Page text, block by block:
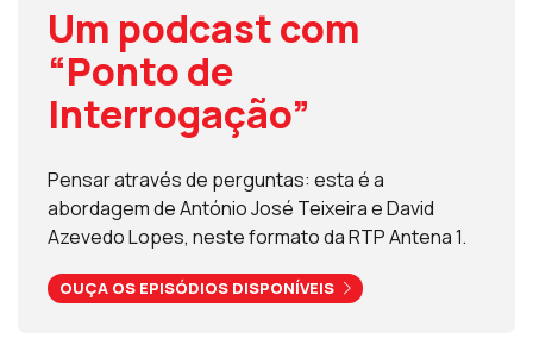
Um podcast com
“Ponto de
Interrogação”
Pensar através de perguntas: esta é a
abordagem de António José Teixeira e David
Azevedo Lopes, neste formato da RTP Antena 1.
OUÇA OS EPISÓDIOS DISPONÍVEIS